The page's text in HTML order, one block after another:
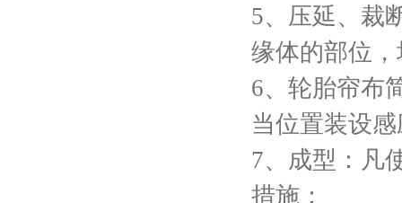
5、压延、裁
缘体的部位
6、轮胎帘布
当位置装设
7、成型：凡
措施：